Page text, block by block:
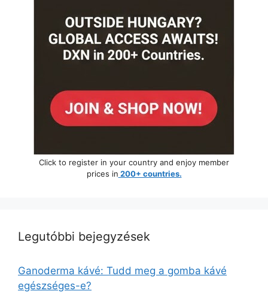
Click to register in your country and enjoy member
prices in 200+ countries.
Legutóbbi bejegyzések
Ganoderma kávé: Tudd meg a gomba kávé
egészséges-e?